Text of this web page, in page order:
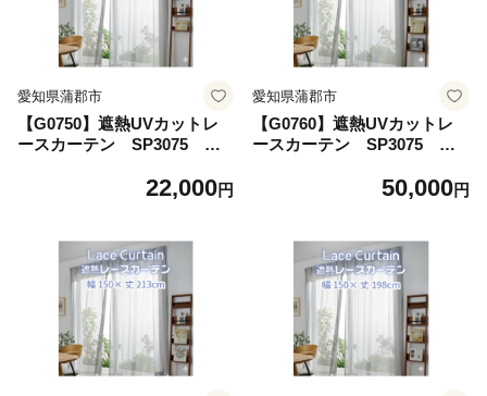
愛知県蒲郡市
【G0750】遮熱UVカットレ
ースカーテン SP3075 腰
ン セキスイカーテン エアコ
光カット 節電 新築 マイホー
ム 暑さ対策
22,000円
愛知県蒲郡市
【G0760】遮熱UVカットレ
ースカーテン SP3075 掃
ースカーテン セキスイカーテ
しさ軽減 光カット 節電 新築
マイホーム 暑さ対策
50,000円